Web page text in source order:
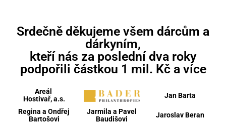
Srdečně děkujeme všem dárcům a
dárkyním,
kteří nás za poslední dva roky
podpořili částkou 1 mil. Kč a více
Areál
Hostivař, a.s.
Jan Barta
Regina a Ondřej
Bartošovi
Jarmilaa Pavel
Baudišovi
Jaroslav Beran